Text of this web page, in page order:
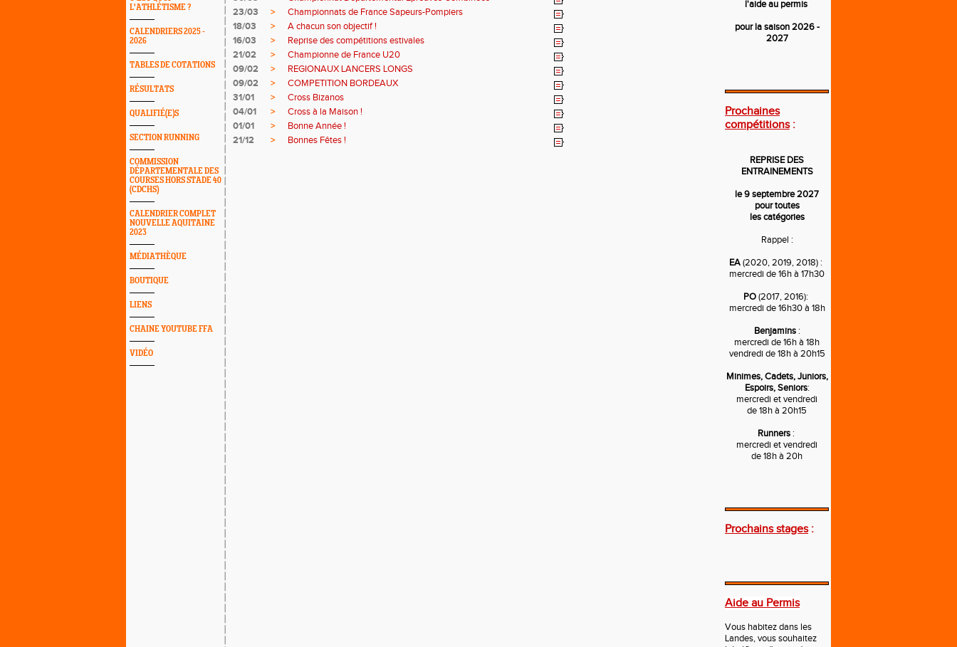
L'ATHLÉTISME ?
CALENDRIERS 2025 -
2026
TABLES DE COTATIONS
RÉSULTATS
QUALIFIÉ(E)S
SECTION RUNNING
COMMISSION
DÉPARTEMENTALE DES
COURSES HORS STADE 40
(CDCHS)
CALENDRIER COMPLET
NOUVELLE AQUITAINE
2023
MÉDIATHÈQUE
BOUTIQUE
LIENS
CHAINE YOUTUBE FFA
VIDÉO
23/03
>
Championnats de France Sapeurs-Pompiers
18/03
>
A chacun son objectif !
16/03
>
Reprise des compétitions estivales
21/02
>
Championne de France U20
09/02
>
REGIONAUX LANCERS LONGS
09/02
>
COMPETITION BORDEAUX
31/01
>
Cross Bizanos
04/01
>
Cross à la Maison !
01/01
>
Bonne Année !
21/12
> Bonnes Fêtes !
l'aide au permis
pour la saison 2026 -
2027
Prochaines
compétitions:
REPRISE DES
ENTRAINEMENTS
le 9 septembre 2027
pour toutes
les catégories
Rappel :
EA(2020, 2019, 2018) :
mercredi de 16h à 17h30
PO(2017, 2016):
mercredi de 16h30 à 18h
Benjamins:
mercredi de 16h à 18h
vendredi de 18h à 20h15
Minimes, Cadets, Juniors,
Espoirs, Seniors:
mercredi et vendredi
de 18h à 20h15
Runners:
mercredi et vendredi
de 18h à 20h
Prochains stages:
---
Aide au Permis
Vous habitez dans les
Landes, vous souhaitez